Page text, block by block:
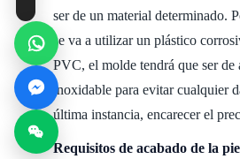
ser de un material determinado.
se va a utilizar un plástico
PVC, el molde tendrá que ser de
inoxidable para evitar cualquier
última instancia, encarecer el
Requisitos de acabado de la